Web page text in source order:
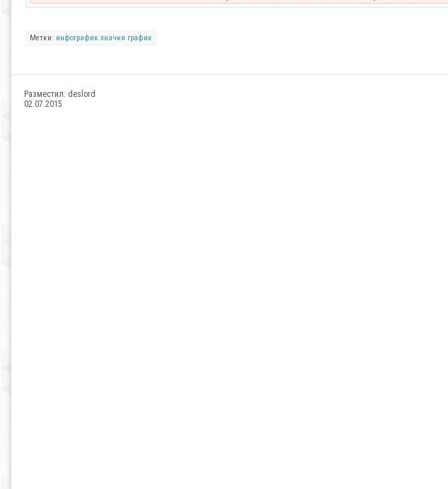
Метки: инфографик значки график
Разместил: deslord
02.07.2015